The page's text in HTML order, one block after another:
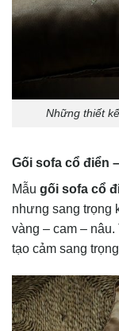
Những thiết
Gối sofa cổ điển
Mẫu gối sofa cổ
nhưng sang trọng
vàng – cam –
tạo cảm sang